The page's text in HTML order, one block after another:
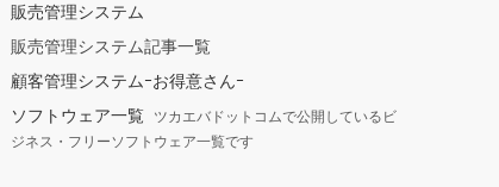
販売管理システム
販売管理システム記事一覧
顧客管理システムｰお得意さんｰ
ソフトウェア一覧
ツカエバドットコムで公開しているビ
ジネス・フリーソフトウェア一覧です